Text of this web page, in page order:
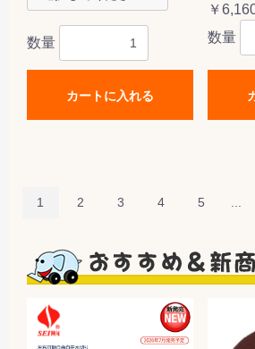
数量
カートに入れる
￥
数量
1 2 3 4 5